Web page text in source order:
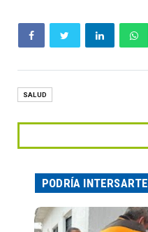
SALUD
PODRÍA INTERSARTE